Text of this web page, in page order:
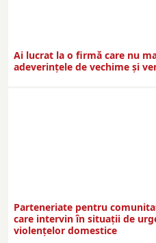
Ai lucrat la o firmă care nu
adeverințele de vechime și
Parteneriate pentru
care intervin în situații de
violențelor domestice